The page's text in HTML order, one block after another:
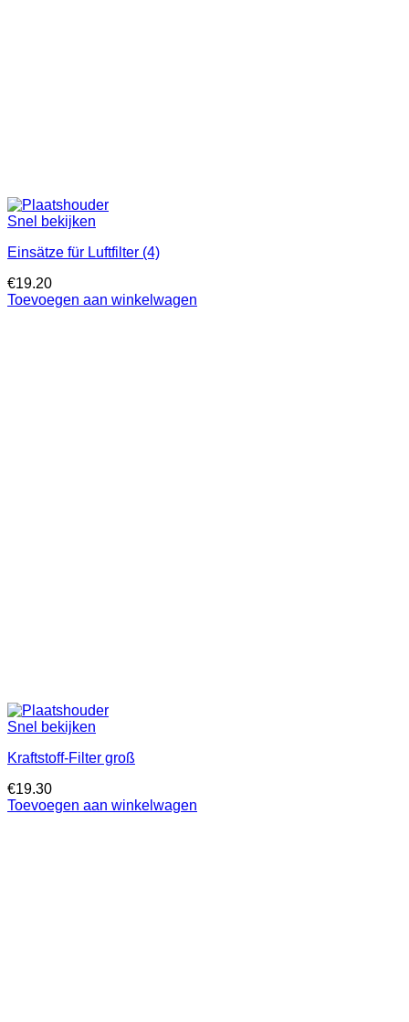
Snel bekijken
Einsätze für Luftfilter (4)
€19.20
Toevoegen aan winkelwagen
Snel bekijken
Kraftstoff-Filter groß
€19.30
Toevoegen aan winkelwagen